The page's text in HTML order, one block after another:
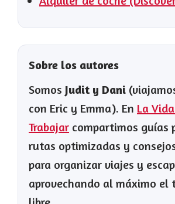
Sobre los autores
Somos Judit y Dani
con Eric y Emma). En La
Trabajar compartimos guías
rutas optimizadas y
para organizar viajes y
aprovechando al máximo el